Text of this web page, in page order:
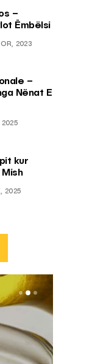
–
Ëmbëlsi
2023
–
Nënat E
2025
kur
Mish
2025